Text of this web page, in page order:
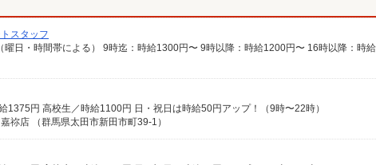
スタッフ
円 高校生／時給1100円 日・祝日は時給50円アップ！（9時〜22時）
店 （群馬県太田市新田市町39-1）